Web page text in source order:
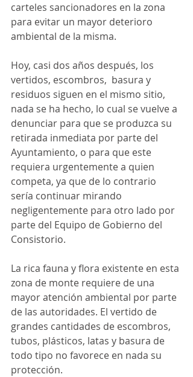
carteles sancionadores en la zona
para evitar un mayor deterioro
ambiental de la misma.
Hoy, casi dos años después, los
vertidos, escombros,  basura y
residuos siguen en el mismo sitio,
nada se ha hecho, lo cual se vuelve a
denunciar para que se produzca su
retirada inmediata por parte del
Ayuntamiento, o para que este
requiera urgentemente a quien
competa, ya que de lo contrario
sería continuar mirando
negligentemente para otro lado por
parte del Equipo de Gobierno del
Consistorio.
La rica fauna y flora existente en esta
zona de monte requiere de una
mayor atención ambiental por parte
de las autoridades. El vertido de
grandes cantidades de escombros,
tubos, plásticos, latas y basura de
todo tipo no favorece en nada su
protección.